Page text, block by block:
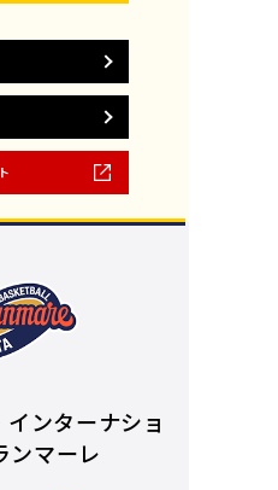
ンターナショ
ンマーレ